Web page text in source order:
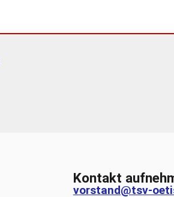
Kontakt
vorstand@tsv-